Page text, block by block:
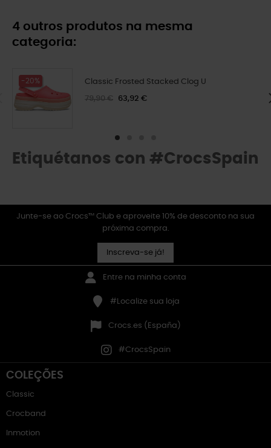
4 outros produtos na mesma
categoria:
-20% Classic Frosted Stacked Clog U
79,90 € 63,92 €
Etiquétanos con #CrocsSpain
Junte-se ao Crocs™ Club e aproveite 10% de desconto na sua
próxima compra.
Inscreva-se já!
Entre na minha conta
#Localize sua loja
Crocs.es (España)
#CrocsSpain
COLEÇÕES
Classic
Crocband
Inmotion